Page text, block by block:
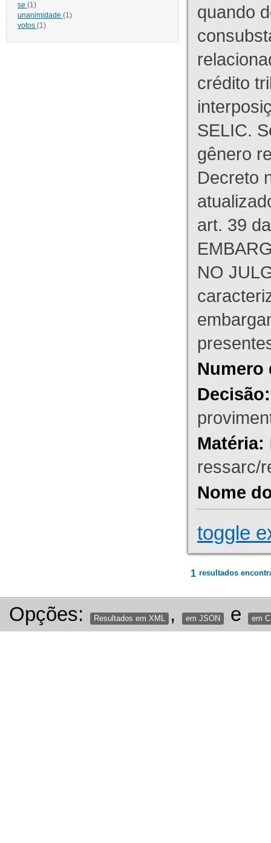
se (1)
unanimidade (1)
votos (1)
quando
crédito
SELIC.
gênero
Decreto
art. 39
NO
Numero
Decisão:
Matéria:
ressarc/
Nome
toggle
1 resultados
Opções: Resultados em XML , em JSON e em